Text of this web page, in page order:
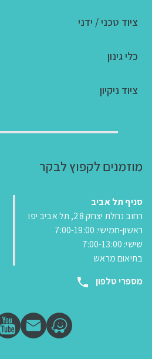
ציוד טכני / ידני
כלי גינון
ציוד ניקיון
מוזמנים לקפוץ לבקר
סניף תל אביב
רחוב נחלת יצחק 28, תל אביב יפו
ראשון-חמישי: 7:00-19:00
שישי: 7:00-13:00
בתיאום מראש
מספרי טלפון